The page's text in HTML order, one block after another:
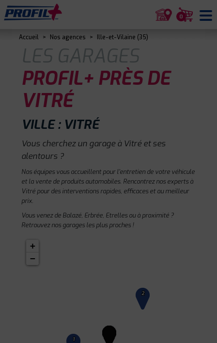
0
Accueil > Nos agences > Ille-et-Vilaine (35)
LES GARAGES
PROFIL+ PRÈS DE
VITRÉ
VILLE : VITRÉ
Vous cherchez un garage à Vitré et ses
alentours ?
Nos équipes vous accueillent pour l'entretien de votre véhicule
et la vente de produits automobiles. Rencontrez nos experts à
Vitré pour des interventions rapides, efficaces et au meilleur
prix.
Vous venez de Balazé, Erbrée, Etrelles ou à proximité ?
Retrouvez nos garages les plus proches !
1
2
+
−